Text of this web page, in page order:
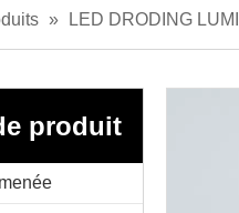
» LED DRODING
produit